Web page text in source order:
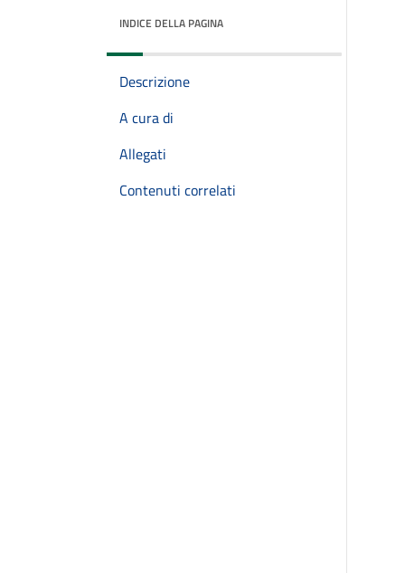
INDICE DELLA PAGINA
Descrizione
A cura di
Allegati
Contenuti correlati